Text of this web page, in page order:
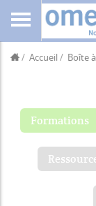
Accueil Boîte
Formations